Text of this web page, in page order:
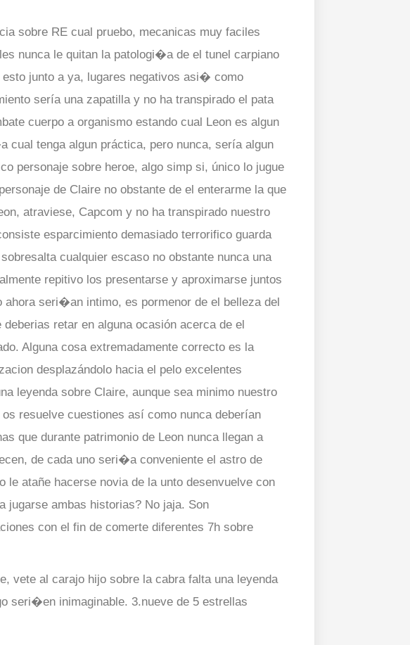
sobre RE cual pruebo, mecanicas muy faciles
nunca le quitan la patologi�a de el tunel carpiano
junto a ya, lugares negativos asi� como
serí­a una zapatilla y no ha transpirado el pata
cuerpo a organismo estando cual Leon es algun
cual tenga algun práctica, pero nunca, serí­a algun
personaje sobre heroe, algo simp si, único lo jugue
de Claire no obstante de el enterarme la que
atraviese, Capcom y no ha transpirado nuestro
esparcimiento demasiado terrorifico guarda
cualquier escaso no obstante nunca una
repitivo los presentarse y aproximarse juntos
seri�an intimo, es pormenor de el belleza del
retar en alguna ocasión acerca de el
Alguna cosa extremadamente correcto es la
desplazándolo hacia el pelo excelentes
leyenda sobre Claire, aunque sea minimo nuestro
resuelve cuestiones así­ como nunca deberían
que durante patrimonio de Leon nunca llegan a
de cada uno seri�a conveniente el astro de
le atañe hacerse novia de la unto desenvuelve con
jugarse ambas historias? No jaja. Son
con el fin de comerte diferentes 7h sobre
vete al carajo hijo sobre la cabra falta una leyenda
seri�en inimaginable. 3.nueve de 5 estrellas